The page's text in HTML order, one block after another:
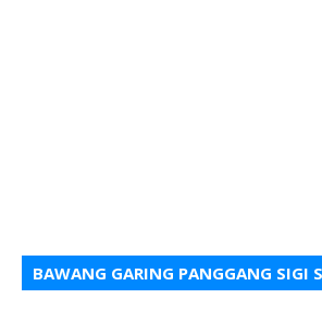
BAWANG GARING PANGGANG SIGI